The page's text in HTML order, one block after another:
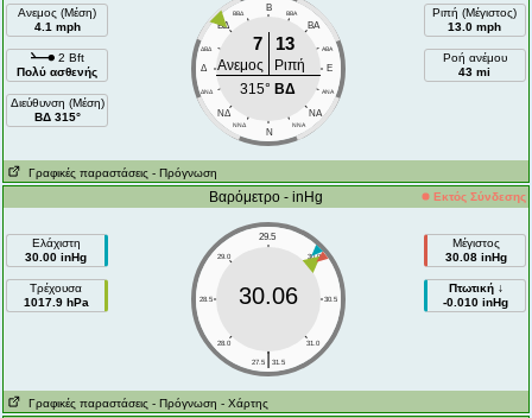
Ανεμος (Μέση)
4.1 mph
2 Bft
Πολύ ασθενής
Διεύθυνση (Μέση)
ΒΔ 315°
Β
ΒΒΔ ΒΒΑ
ΒΔ ΒA
ΔΒΔ AΒA
Δ E
ΔΝΔ ANA
ΝΔ NA
ΝΝΔ NNA
N
7 13
Ανεμος
Ριπή
315° ΒΔ
Ριπή (Μέγιστος)
13.0 mph
Ροή ανέμου
43 mi
Γραφικές παραστάσεις - Πρόγνωση
Βαρόμετρο - inHg Εκτός Σύνδεσης
Ελάχιστη
30.00 inHg
Τρέχουσα
1017.9 hPa
29.5
29.0 30.0
28.5 30.5
28.0 31.0
|
27.5 31.5
30.06
Μέγιστος
30.08 inHg
Πτωτική ↓
-0.010 inHg
Γραφικές παραστάσεις - Πρόγνωση - Χάρτης